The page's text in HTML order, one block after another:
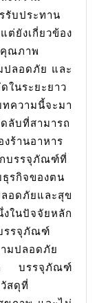
ลือก
บรรจุ
ณฑ์
ด
หรับ
าน
หาร
รับประทาน
ยังเกี่ยวข้อง
คุณภาพ
ปลอดภัย และ
ในระยะยาว
วามนี้จะมา
ลับที่สามารถ
งร้านอาหาร
บรรจุภัณฑ์ที่
รกิจของตน
ดภัยและสุข
ในปัจจัยหลัก
รรจุภัณฑ์
มปลอดภัย
ค บรรจุภัณฑ์
สดุที่